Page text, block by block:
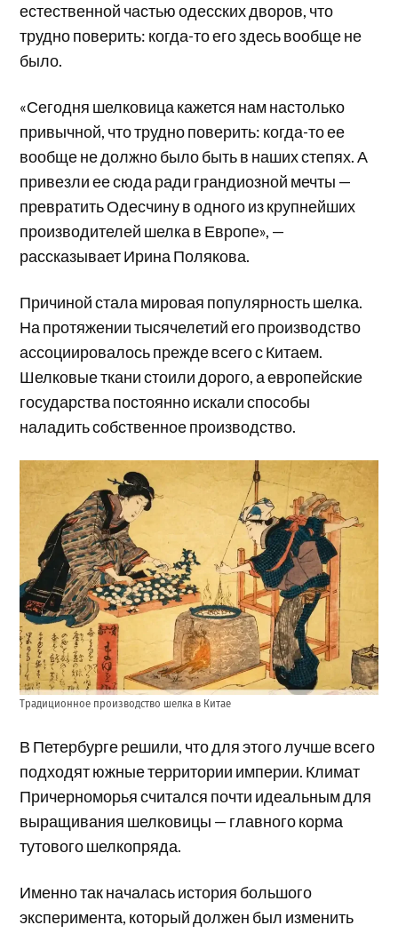
естественной частью одесских дворов, что
трудно поверить: когда-то его здесь вообще не
было.
«Сегодня шелковица кажется нам настолько
привычной, что трудно поверить: когда-то ее
вообще не должно было быть в наших степях. А
привезли ее сюда ради грандиозной мечты —
превратить Одесчину в одного из крупнейших
производителей шелка в Европе», —
рассказывает Ирина Полякова.
Причиной стала мировая популярность шелка.
На протяжении тысячелетий его производство
ассоциировалось прежде всего с Китаем.
Шелковые ткани стоили дорого, а европейские
государства постоянно искали способы
наладить собственное производство.
Традиционное производство шелка в Китае
В Петербурге решили, что для этого лучше всего
подходят южные территории империи. Климат
Причерноморья считался почти идеальным для
выращивания шелковицы — главного корма
тутового шелкопряда.
Именно так началась история большого
эксперимента, который должен был изменить